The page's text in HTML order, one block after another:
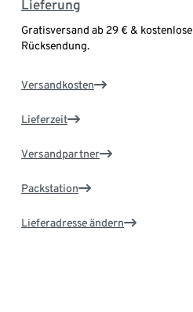
Lieferung
Gratisversand ab 29 € & kostenlose
Rücksendung.
Versandkosten
Lieferzeit
Versandpartner
Packstation
Lieferadresse ändern